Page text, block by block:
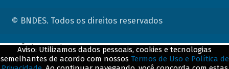
© BNDES. Todos os direitos reservados
Aviso: Utilizamos dados pessoais, cookies e tecnologias
semelhantes de acordo com nossos Termos de Uso e Política de
ConteÃºdo complementar
${title}${badge}